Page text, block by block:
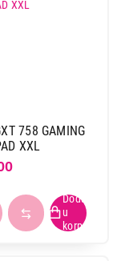
758 GAMING
XXL